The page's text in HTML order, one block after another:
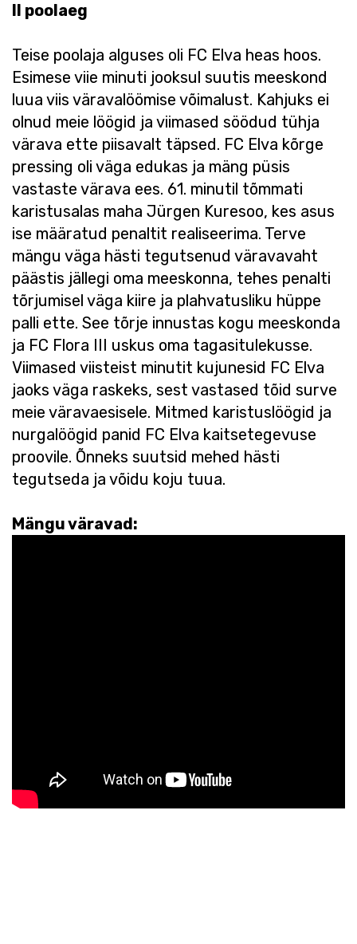
II poolaeg
Teise poolaja alguses oli FC Elva heas hoos.
Esimese viie minuti jooksul suutis meeskond
luua viis väravalöömise võimalust. Kahjuks ei
olnud meie löögid ja viimased söödud tühja
värava ette piisavalt täpsed. FC Elva kõrge
pressing oli väga edukas ja mäng püsis
vastaste värava ees. 61. minutil tõmmati
karistusalas maha Jürgen Kuresoo, kes asus
ise määratud penaltit realiseerima. Terve
mängu väga hästi tegutsenud väravavaht
päästis jällegi oma meeskonna, tehes penalti
tõrjumisel väga kiire ja plahvatusliku hüppe
palli ette. See tõrje innustas kogu meeskonda
ja FC Flora III uskus oma tagasitulekusse.
Viimased viisteist minutit kujunesid FC Elva
jaoks väga raskeks, sest vastased tõid surve
meie väravaesisele. Mitmed karistuslöögid ja
nurgalöögid panid FC Elva kaitsetegevuse
proovile. Õnneks suutsid mehed hästi
tegutseda ja võidu koju tuua.
Mängu väravad: